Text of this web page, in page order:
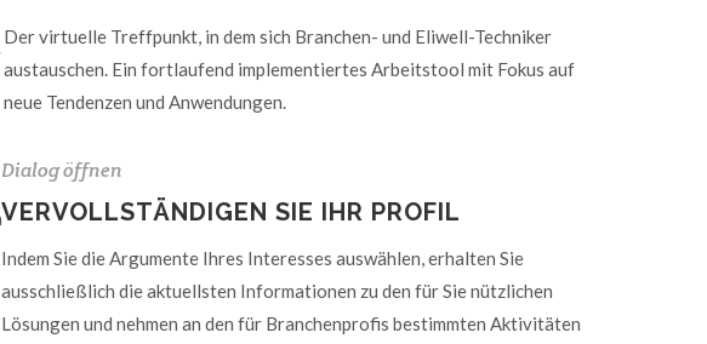
Der virtuelle Treffpunkt, in dem sich Branchen- und Eliwell-Techniker
austauschen. Ein fortlaufend implementiertes Arbeitstool mit Fokus auf
neue Tendenzen und Anwendungen.
Dialog öffnen
VERVOLLSTÄNDIGEN SIE IHR PROFIL
Indem Sie die Argumente Ihres Interesses auswählen, erhalten Sie
ausschließlich die aktuellsten Informationen zu den für Sie nützlichen
Lösungen und nehmen an den für Branchenprofis bestimmten Aktivitäten